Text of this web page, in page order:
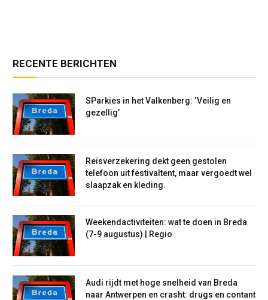
RECENTE BERICHTEN
SParkies in het Valkenberg: ‘Veilig en
gezellig’
Reisverzekering dekt geen gestolen
telefoon uit festivaltent, maar vergoedt wel
slaapzak en kleding.
Weekendactiviteiten: wat te doen in Breda
(7-9 augustus) | Regio
Audi rijdt met hoge snelheid van Breda
naar Antwerpen en crasht: drugs en contant